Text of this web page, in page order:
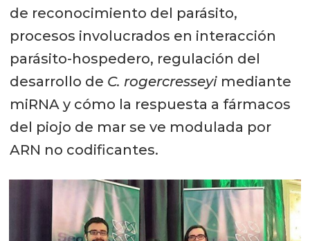
de reconocimiento del parásito,
procesos involucrados en interacción
parásito-hospedero, regulación del
desarrollo de C. rogercresseyimediante
miRNA y cómo la respuesta a fármacos
del piojo de mar se ve modulada por
ARN no codificantes.